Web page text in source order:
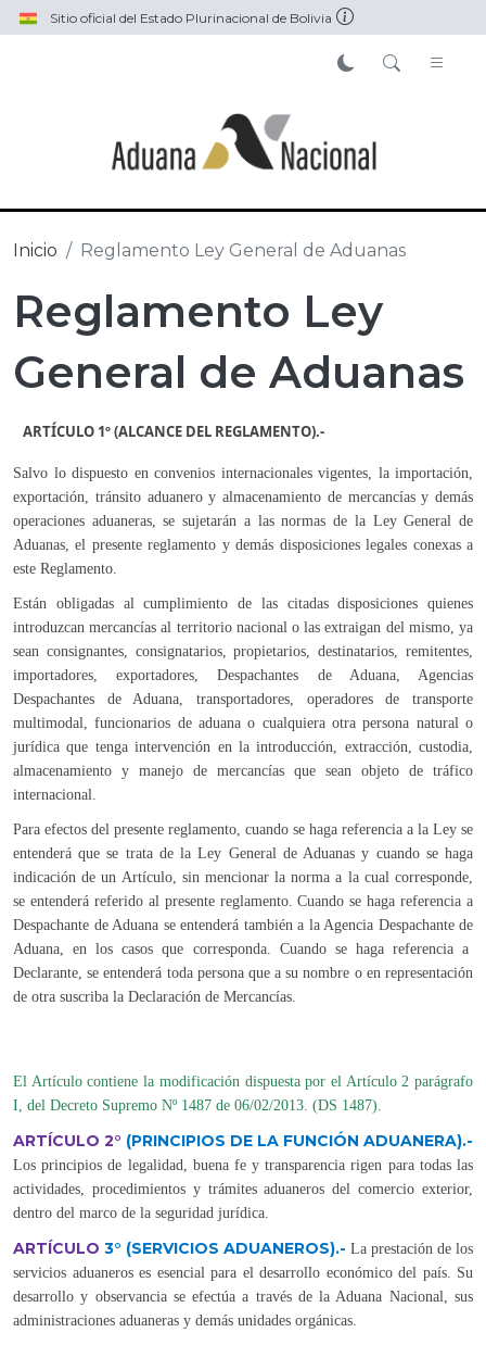
Pasar al contenido principal
Sitio oficial del Estado Plurinacional de Bolivia
Inicio Reglamento Ley General de Aduanas
Reglamento Ley
General de Aduanas
ARTÍCULO 1º(ALCANCE DEL REGLAMENTO).-
Salvo lo dispuesto en convenios internacionales vigentes, la importación,
exportación, tránsito aduanero y almacenamiento de mercancías y demás
operaciones aduaneras, se sujetarán a las normas de la Ley General de
Aduanas, el presente reglamento y demás disposiciones legales conexas a
este Reglamento.
Están obligadas al cumplimiento de las citadas disposiciones quienes
introduzcan mercancías al territorio nacional o las extraigan del mismo, ya
sean consignantes, consignatarios, propietarios, destinatarios, remitentes,
importadores, exportadores, Despachantes de Aduana, Agencias
Despachantes de Aduana, transportadores, operadores de transporte
multimodal, funcionarios de aduana o cualquiera otra persona natural o
jurídica que tenga intervención en la introducción, extracción, custodia,
almacenamiento y manejo de mercancías que sean objeto de tráfico
internacional.
Para efectos del presente reglamento, cuando se haga referencia a la Ley se
entenderá que se trata de la Ley General de Aduanas y cuando se haga
indicación de un Artículo, sin mencionar la norma a la cual corresponde,
se entenderá referido al presente reglamento. Cuando se haga referencia a
Despachante de Aduana se entenderá también a la Agencia Despachante de
Aduana, en los casos que corresponda. Cuando se haga referencia a
Declarante, se entenderá toda persona que a su nombre o en representación
de otra suscriba la Declaración de Mercancías.
El Artículo contiene la modificación dispuesta por el Artículo 2 parágrafo
I, del Decreto Supremo Nº 1487 de 06/02/2013. (DS 1487).
ARTÍCULO 2° (PRINCIPIOS DE LA FUNCIÓN ADUANERA).-
Los principios de legalidad, buena fe y transparencia rigen para todas las
actividades, procedimientos y trámites aduaneros del comercio exterior,
dentro del marco de la seguridad jurídica.
ARTÍCULO 3° (SERVICIOS ADUANEROS).- La prestación de los
servicios aduaneros es esencial para el desarrollo económico del país. Su
desarrollo y observancia se efectúa a través de la Aduana Nacional, sus
administraciones aduaneras y demás unidades orgánicas.